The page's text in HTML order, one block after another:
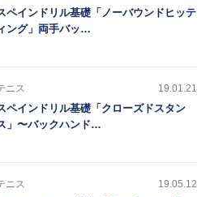
ペインドリル基礎「ノーバウンドヒッテ
ング」両手バッ…
ニス 19.01.21
ペインドリル基礎「クローズドスタン
」〜バックハンド…
ニス 19.05.12